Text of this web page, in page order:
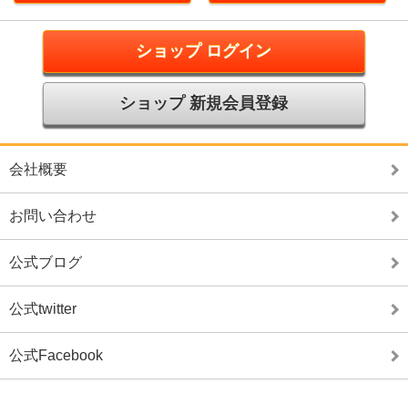
ショップ ログイン
ショップ 新規会員登録
会社概要
お問い合わせ
公式ブログ
公式twitter
公式Facebook